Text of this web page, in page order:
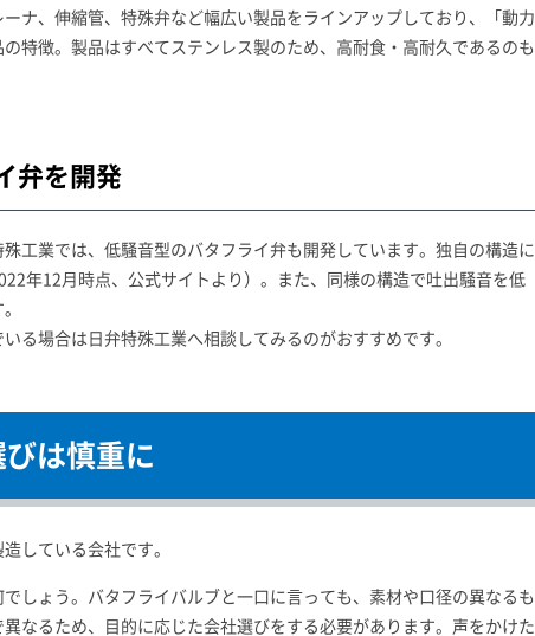
ナ、伸縮管、特殊弁など幅広い製品をラインアップしており、「動力
特徴。製品はすべてステンレス製のため、高耐食・高耐久であるのも
弁を開発
工業では、低騒音型のバタフライ弁も開発しています。独自の構造に
年12月時点、公式サイトより）。また、同様の構造で吐出騒音を低
る場合は日弁特殊工業へ相談してみるのがおすすめです。
は慎重に
している会社です。
しょう。バタフライバルブと一口に言っても、素材や口径の異なるも
なるため、目的に応じた会社選びをする必要があります。声をかけた